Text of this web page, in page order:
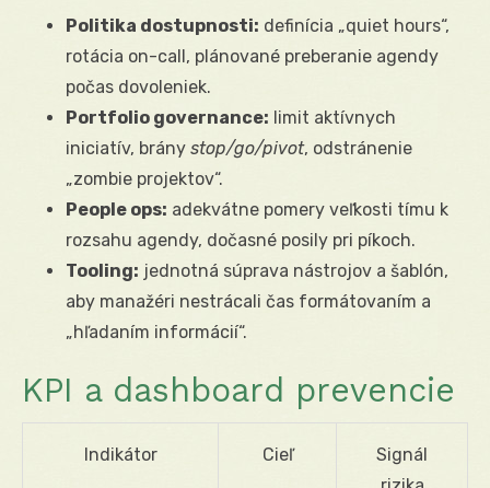
Politika dostupnosti: definícia „quiet hours“,
rotácia on-call, plánované preberanie agendy
počas dovoleniek.
Portfolio governance: limit aktívnych
iniciatív, brány stop/go/pivot, odstránenie
„zombie projektov“.
People ops: adekvátne pomery veľkosti tímu k
rozsahu agendy, dočasné posily pri píkoch.
Tooling: jednotná súprava nástrojov a šablón,
aby manažéri nestrácali čas formátovaním a
„hľadaním informácií“.
KPI a dashboard prevencie
Indikátor Cieľ
Signál